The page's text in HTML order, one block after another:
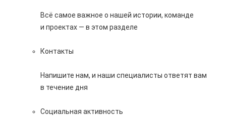
Всё самое важное о нашей истории, команде
и проектах — в этом разделе
Контакты
Напишите нам, и наши специалисты ответят вам
в течение дня
Социальная активность